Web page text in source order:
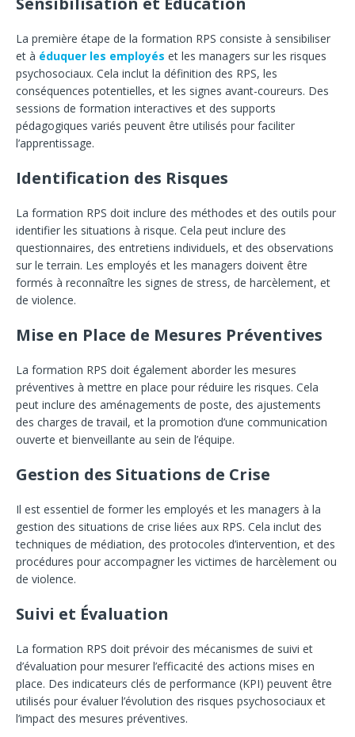
La première étape de la formation RPS consiste à sensibiliser
et à éduquer les employés et les managers sur les risques
psychosociaux. Cela inclut la définition des RPS, les
conséquences potentielles, et les signes avant-coureurs. Des
sessions de formation interactives et des supports
pédagogiques variés peuvent être utilisés pour faciliter
l’apprentissage.
Identification des Risques
La formation RPS doit inclure des méthodes et des outils pour
identifier les situations à risque. Cela peut inclure des
questionnaires, des entretiens individuels, et des observations
sur le terrain. Les employés et les managers doivent être
formés à reconnaître les signes de stress, de harcèlement, et
de violence.
Mise en Place de Mesures Préventives
La formation RPS doit également aborder les mesures
préventives à mettre en place pour réduire les risques. Cela
peut inclure des aménagements de poste, des ajustements
des charges de travail, et la promotion d’une communication
ouverte et bienveillante au sein de l’équipe.
Gestion des Situations de Crise
Il est essentiel de former les employés et les managers à la
gestion des situations de crise liées aux RPS. Cela inclut des
techniques de médiation, des protocoles d’intervention, et des
procédures pour accompagner les victimes de harcèlement ou
de violence.
Suivi et Évaluation
La formation RPS doit prévoir des mécanismes de suivi et
d’évaluation pour mesurer l’efficacité des actions mises en
place. Des indicateurs clés de performance (KPI) peuvent être
utilisés pour évaluer l’évolution des risques psychosociaux et
l’impact des mesures préventives.